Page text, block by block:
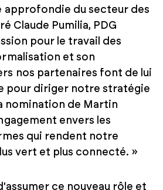
approfondie du secteur des
Claude Pumilia, PDG
pour le travail des
et son
nos partenaires font de lui
pour diriger notre stratégie
nomination de Martin
envers les
qui rendent notre
vert et plus connecté. »
ce nouveau rôle et